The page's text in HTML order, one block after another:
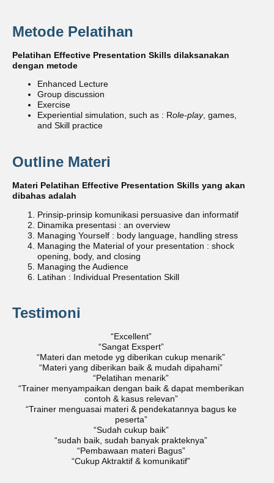
Metode Pelatihan
Pelatihan Effective Presentation Skills dilaksanakan
dengan metode
Enhanced Lecture
Group discussion
Exercise
Experiential simulation, such as : Role-play, games,
and Skill practice
Outline Materi
Materi Pelatihan Effective Presentation Skills yang akan
dibahas adalah
Prinsip-prinsip komunikasi persuasive dan informatif
Dinamika presentasi : an overview
Managing Yourself : body language, handling stress
Managing the Material of your presentation : shock
opening, body, and closing
Managing the Audience
Latihan : Individual Presentation Skill
Testimoni
“Excellent”
“Sangat Exspert”
“Materi dan metode yg diberikan cukup menarik”
“Materi yang diberikan baik & mudah dipahami”
“Pelatihan menarik”
“Trainer menyampaikan dengan baik & dapat memberikan
contoh & kasus relevan”
“Trainer menguasai materi & pendekatannya bagus ke
peserta”
“Sudah cukup baik”
“sudah baik, sudah banyak prakteknya”
“Pembawaan materi Bagus”
“Cukup Aktraktif & komunikatif”